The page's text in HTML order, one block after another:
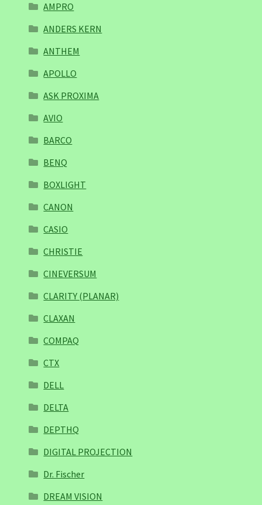
AMPRO
ANDERS KERN
ANTHEM
APOLLO
ASK PROXIMA
AVIO
BARCO
BENQ
BOXLIGHT
CANON
CASIO
CHRISTIE
CINEVERSUM
CLARITY (PLANAR)
CLAXAN
COMPAQ
CTX
DELL
DELTA
DEPTHQ
DIGITAL PROJECTION
Dr. Fischer
DREAM VISION